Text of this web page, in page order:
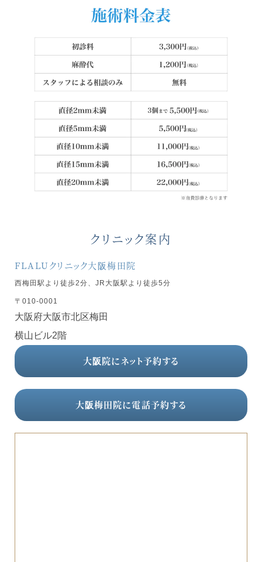
クリニック案内
FLALUクリニック大阪梅田院
西梅田駅より徒歩2分、JR大阪駅より徒歩5分
〒010-0001
大阪府大阪市北区梅田
横山ビル2階
大阪院にネット予約する
大阪梅田院に電話予約する